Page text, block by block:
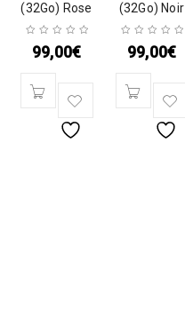
(32Go) Rose
99,00€
(32Go) Noir
99,00€